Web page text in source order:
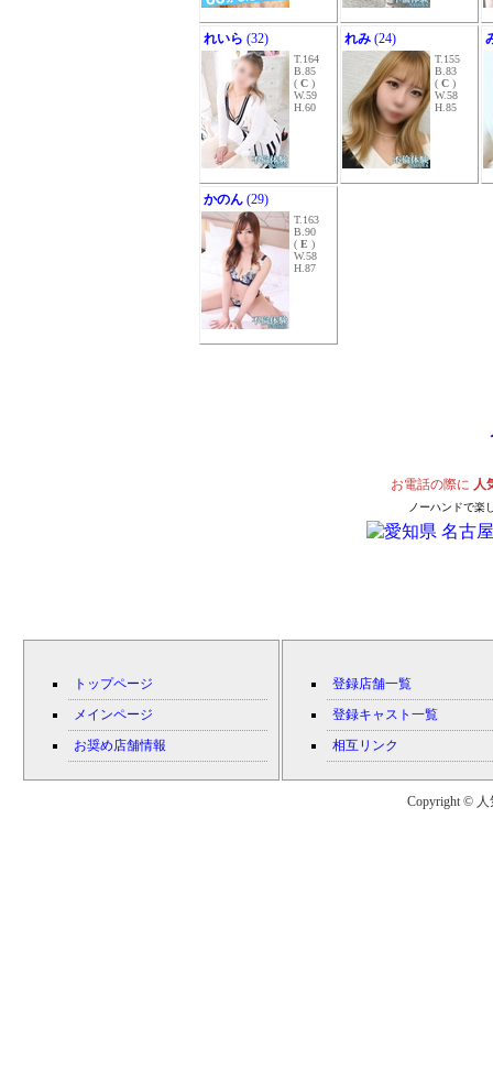
れいら (32)
T.164
B.85
( C )
W.59
H.60
れみ (24)
T.155
B.83
( C )
W.58
H.85
かのん (29)
T.163
B.90
( E )
W.58
H.87
お電話の際に 人
ノーハンドで楽
トップページ
メインページ
お奨め店舗情報
登録店舗一覧
登録キャスト一覧
相互リンク
Copyright © 人